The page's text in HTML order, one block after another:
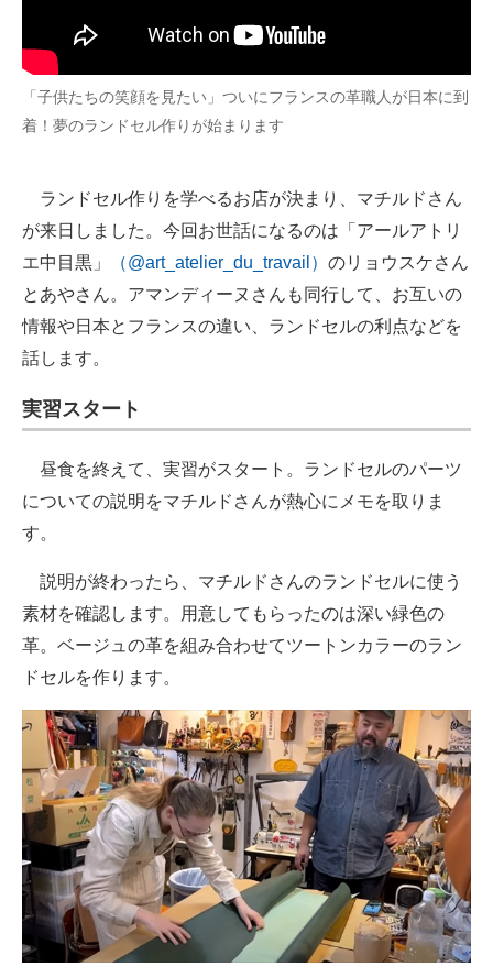
「子供たちの笑顔を見たい」ついにフランスの革職人が日本に到
着！夢のランドセル作りが始まります
ランドセル作りを学べるお店が決まり、マチルドさん
が来日しました。今回お世話になるのは「アールアトリ
エ中目黒」
（@art_atelier_du_travail） のリョウスケさん
とあやさん。アマンディーヌさんも同行して、お互いの
情報や日本とフランスの違い、ランドセルの利点などを
話します。
実習スタート
昼食を終えて、実習がスタート。ランドセルのパーツ
についての説明をマチルドさんが熱心にメモを取りま
す。
説明が終わったら、マチルドさんのランドセルに使う
素材を確認します。用意してもらったのは深い緑色の
革。ベージュの革を組み合わせてツートンカラーのラン
ドセルを作ります。